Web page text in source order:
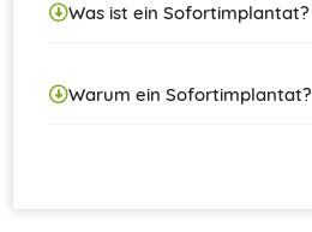
Was ist ein Sofortimplantat?
Warum ein Sofortimplantat?